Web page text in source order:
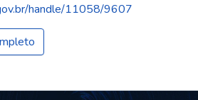
handle/11058/9607